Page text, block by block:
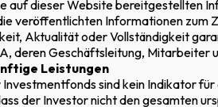
auf dieser Website bereitgestellten
veröffentlichten Informationen
Aktualität oder Vollständigkeit
deren Geschäftsleitung, Mitarbeiter
Leistungen
sind kein Indikator
der Investor nicht den gesamten